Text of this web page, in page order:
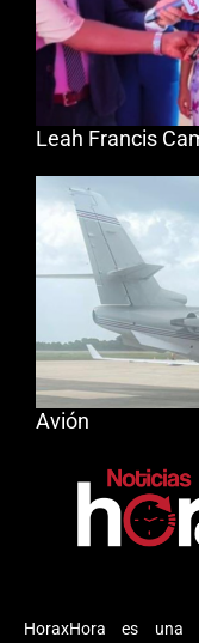
HoraxHora es una
Leah Francis
Avión